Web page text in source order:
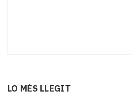
LO MÉS LLEGIT